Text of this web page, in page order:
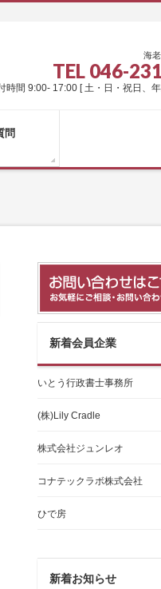
海
TEL 046-
時間 9:00- 17:00 [ 土・日・祝日、
問
新着会員企業
いとう行政書士事務所
(株)Lily Cradle
株式会社ジュンレオ
コナテックラボ株式会社
ひで房
新着お知らせ